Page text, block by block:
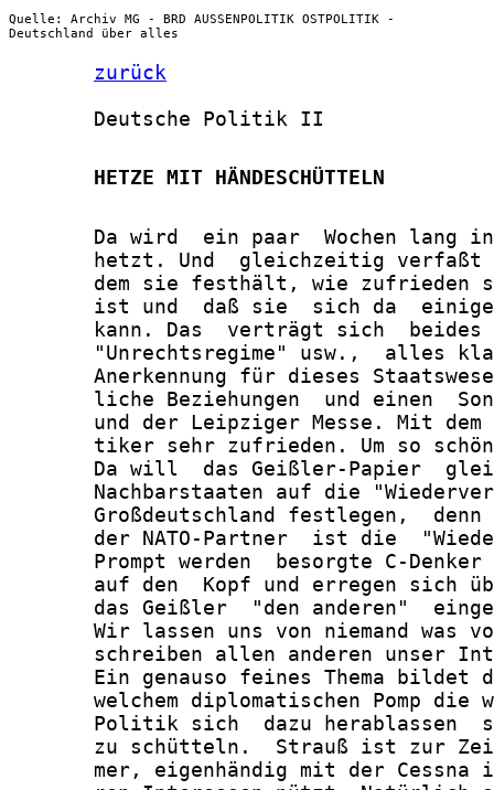
Quelle: Archiv MG - BRD AUSSENPOLITIK OSTPOLITIK -
Deutschland über alles
zurück
       Deutsche Politik II
       HETZE MIT HÄNDESCHÜTTELN
Da wird  ein paar  Wochen lang
hetzt. Und  gleichzeitig
dem sie festhält, wie zufrieden
ist und  daß sie  sich da
kann. Das  verträgt sich
"Unrechtsregime" usw.,  alles
Anerkennung für dieses
liche Beziehungen  und einen
und der Leipziger Messe. Mit
tiker sehr zufrieden. Um so
Da will  das Geißler-Papier
Nachbarstaaten auf die
Großdeutschland festlegen,
der NATO-Partner  ist die
Prompt werden  besorgte C-
auf den  Kopf und erregen sich
das Geißler  "den anderen"
Wir lassen uns von niemand was
schreiben allen anderen unser
Ein genauso feines Thema bildet
welchem diplomatischen Pomp die
Politik sich  dazu herablassen
zu schütteln.  Strauß ist zur
mer, eigenhändig mit der Cessna